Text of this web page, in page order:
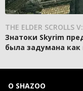
THE ELDER SCROLLS
Знатоки Skyrim
была задумана
О SHAZOO